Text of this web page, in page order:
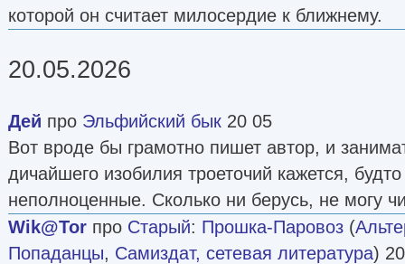
которой он считает милосердие к ближнему.
20.05.2026
Дей про Эльфийский бык 20 05
Вот вроде бы грамотно пишет автор, и
дичайшего изобилия троеточий кажется,
неполноценные. Сколько ни берусь, не могу
Wik@Tor про Старый: Прошка-Паровоз (
Попаданцы, Самиздат, сетевая литература)